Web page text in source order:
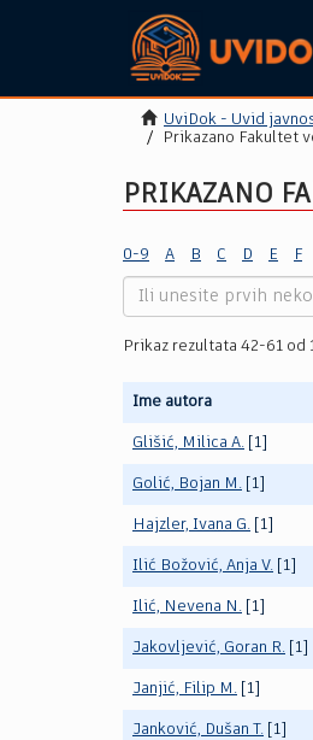
UviDok - Uvid
Prikazano Fakultet
PRIKAZANO
0-9 A B C D E F
Prikaz rezultata 42-61 od
Ime autora
Glišić, Milica A. [1]
Golić, Bojan M. [1]
Hajzler, Ivana G. [1]
Ilić Božović, Anja V. [1]
Ilić, Nevena N. [1]
Jakovljević, Goran R. [1]
Janjić, Filip M. [1]
Janković, Dušan T. [1]